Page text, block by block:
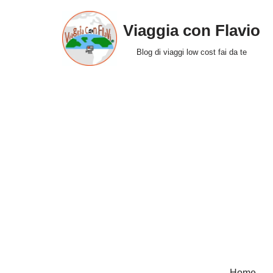
Viaggia con Flavio
Blog di viaggi low cost fai da te